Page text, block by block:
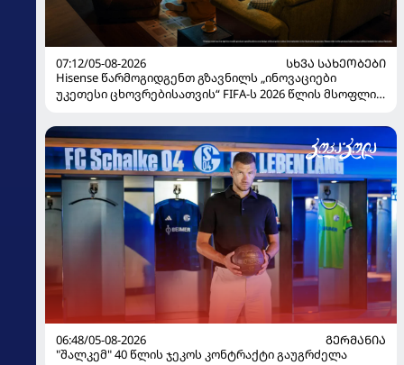
07:12/05-08-2026
ᲡᲮᲕᲐ ᲡᲐᲮᲔᲝᲑᲔᲑᲘ
Hisense წარმოგიდგენთ გზავნილს „ინოვაციები
უკეთესი ცხოვრებისათვის“ FIFA-ს 2026 წლის მსოფლიო
06:48/05-08-2026
ᲒᲔᲠᲛᲐᲜᲘᲐ
"შალკემ" 40 წლის ჯეკოს კონტრაქტი გაუგრძელა